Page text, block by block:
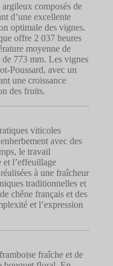
composés de
d’une excellente
optimale des vignes.
offre 2 037 heures
moyenne de
773 mm. Les vignes
Poussard, avec un
une croissance
des fruits.
viticoles
avec des
le travail
et l’effeuillage
à une fraîcheur
traditionnelles et
chêne français et des
et l’expression
fraîche et de